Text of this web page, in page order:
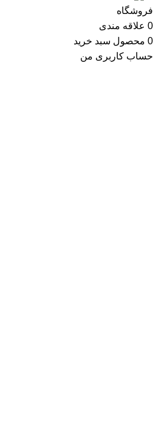
فروشگاه
0 علاقه مندی
0 محصول سبد خرید
حساب کاربری من